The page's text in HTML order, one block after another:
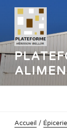
contenu
principal
Accueil /Épicerie